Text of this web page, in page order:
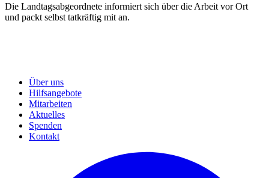
Die Landtagsabgeordnete informiert sich über die Arbeit vor Ort
und packt selbst tatkräftig mit an.
Über uns
Hilfsangebote
Mitarbeiten
Aktuelles
Spenden
Kontakt